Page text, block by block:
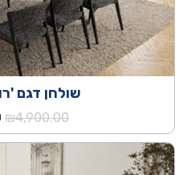
שולחן דגם
₪4,900.00